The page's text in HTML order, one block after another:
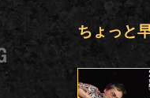
ちょっと